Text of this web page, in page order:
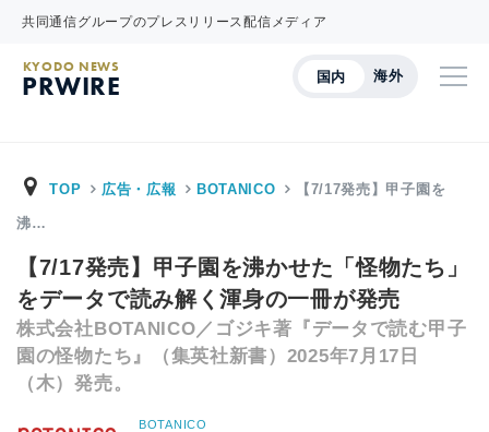
共同通信グループのプレスリリース配信メディア
国内 海外
KYODO NEWS
PRWIRE
TOP 広告・広報 BOTANICO 【7/17発売】甲子園を
沸…
【7/17発売】甲子園を沸かせた「怪物たち」
をデータで読み解く渾身の一冊が発売
株式会社BOTANICO／ゴジキ著『データで読む甲子
園の怪物たち』（集英社新書）2025年7月17日
（木）発売。
BOTANICO